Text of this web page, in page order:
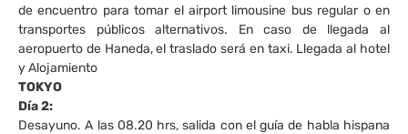
de encuentro para tomar el airport limousine bus regular o en
transportes públicos alternativos. En caso de llegada al
aeropuerto de Haneda, el traslado será en taxi. Llegada al hotel
y Alojamiento
TOKYO
Día 2:
Desayuno. A las 08.20 hrs, salida con el guía de habla hispana